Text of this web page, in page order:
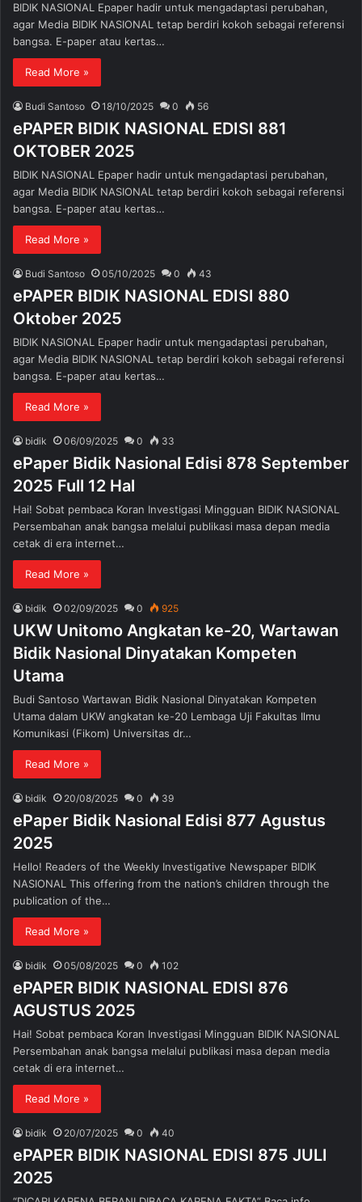
BIDIK NASIONAL Epaper hadir untuk mengadaptasi perubahan,
agar Media BIDIK NASIONAL tetap berdiri kokoh sebagai referensi
bangsa. E-paper atau kertas…
Read More »
Budi Santoso 18/10/2025 0 56
ePAPER BIDIK NASIONAL EDISI 881
OKTOBER 2025
BIDIK NASIONAL Epaper hadir untuk mengadaptasi perubahan,
agar Media BIDIK NASIONAL tetap berdiri kokoh sebagai referensi
bangsa. E-paper atau kertas…
Read More »
Budi Santoso 05/10/2025 0 43
ePAPER BIDIK NASIONAL EDISI 880
Oktober 2025
BIDIK NASIONAL Epaper hadir untuk mengadaptasi perubahan,
agar Media BIDIK NASIONAL tetap berdiri kokoh sebagai referensi
bangsa. E-paper atau kertas…
Read More »
bidik 06/09/2025 0 33
ePaper Bidik Nasional Edisi 878 September
2025 Full 12 Hal
Hai! Sobat pembaca Koran Investigasi Mingguan BIDIK NASIONAL
Persembahan anak bangsa melalui publikasi masa depan media
cetak di era internet…
Read More »
bidik 02/09/2025 0 925
UKW Unitomo Angkatan ke-20, Wartawan
Bidik Nasional Dinyatakan Kompeten
Utama
Budi Santoso Wartawan Bidik Nasional Dinyatakan Kompeten
Utama dalam UKW angkatan ke-20 Lembaga Uji Fakultas Ilmu
Komunikasi (Fikom) Universitas dr…
Read More »
bidik 20/08/2025 0 39
ePaper Bidik Nasional Edisi 877 Agustus
2025
Hello! Readers of the Weekly Investigative Newspaper BIDIK
NASIONAL This offering from the nation’s children through the
publication of the…
Read More »
bidik 05/08/2025 0 102
ePAPER BIDIK NASIONAL EDISI 876
AGUSTUS 2025
Hai! Sobat pembaca Koran Investigasi Mingguan BIDIK NASIONAL
Persembahan anak bangsa melalui publikasi masa depan media
cetak di era internet…
Read More »
bidik 20/07/2025 0 40
ePAPER BIDIK NASIONAL EDISI 875 JULI
2025